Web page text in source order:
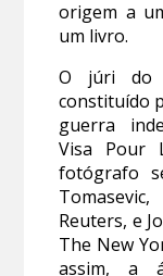
origem a
um livro.
O júri do
constituído
guerra
Visa Pour
fotógrafo
Reuters, e
The New
assim, a